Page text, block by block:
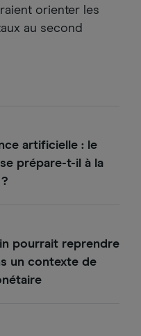
orienter les
au second
artificielle : le
prépare-t-il à la
pourrait reprendre
un contexte de